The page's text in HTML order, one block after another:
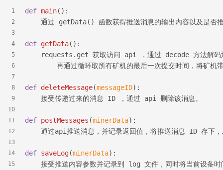
1
2
3
4
5
6
7
8
9
10
11
12
13
14
15
def main():
通过 getData() 函数获得推送消息的输出内容以及是否
def getData():
requests.get 获取访问 api ，通过 decode 方法解
再通过循环取所有矿机的最后一次提交时间，将矿机
def deleteMessage(messageID):
    接受传递过来的消息 ID ，通过 api 删除该消息。
def postMessages (minerData):
通过api推送消息，并记录返回值，将推送消息 ID 存下
def saveLog(minerData):
接受推送内容参数并记录到 log 文件，同时将当前设备时